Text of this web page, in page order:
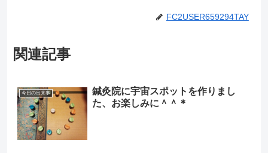
FC2USER659294TAY
関連記事
今日の出来事
鍼灸院に宇宙スポットを作りまし
た、お楽しみに＾＾＊